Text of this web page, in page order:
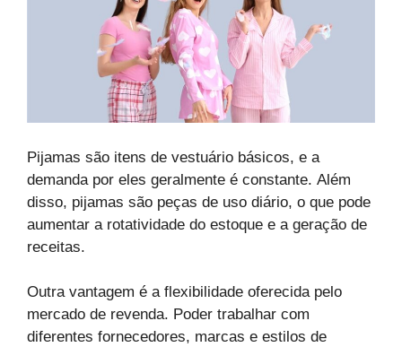
Pijamas são itens de vestuário básicos, e a
demanda por eles geralmente é constante. Além
disso, pijamas são peças de uso diário, o que pode
aumentar a rotatividade do estoque e a geração de
receitas.
Outra vantagem é a flexibilidade oferecida pelo
mercado de revenda. Poder trabalhar com
diferentes fornecedores, marcas e estilos de